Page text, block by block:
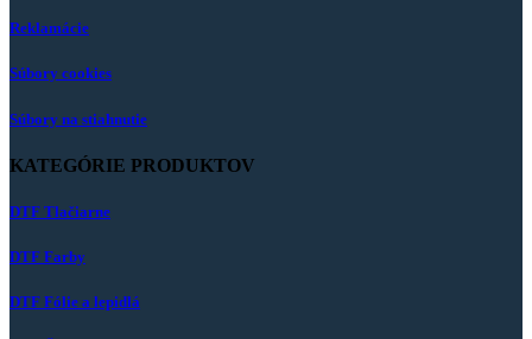
Reklamácie
Súbory cookies
Súbory na stiahnutie
KATEGÓRIE PRODUKTOV
DTF Tlačiarne
DTF Farby
DTF Fólie a lepidlá